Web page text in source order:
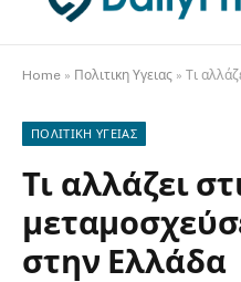
Home » Πολιτικη Υγειας » Τι
ΠΟΛΙΤΙΚΗ ΥΓΕΙΑΣ
Τι αλλάζει
στην Ελλάδα